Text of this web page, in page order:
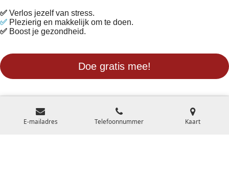
✅ Verlos jezelf van stress.
✅ Plezierig en makkelijk om te doen.
✅ Boost je gezondheid.
Doe gratis mee!
E-mailadres Telefoonnummer Kaart